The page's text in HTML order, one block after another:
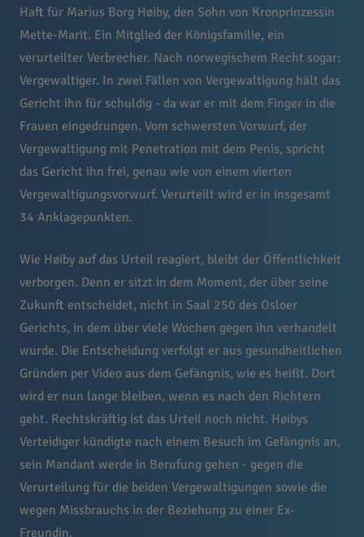
Haft für Marius Borg Høiby, den Sohn von Kronprinzessin
Mette-Marit. Ein Mitglied der Königsfamilie, ein
verurteilter Verbrecher. Nach norwegischem Recht sogar:
Vergewaltiger. In zwei Fällen von Vergewaltigung hält das
Gericht ihn für schuldig - da war er mit dem Finger in die
Frauen eingedrungen. Vom schwersten Vorwurf, der
Vergewaltigung mit Penetration mit dem Penis, spricht
das Gericht ihn frei, genau wie von einem vierten
Vergewaltigungsvorwurf. Verurteilt wird er in insgesamt
34 Anklagepunkten.
Wie Høiby auf das Urteil reagiert, bleibt der Öffentlichkeit
verborgen. Denn er sitzt in dem Moment, der über seine
Zukunft entscheidet, nicht in Saal 250 des Osloer
Gerichts, in dem über viele Wochen gegen ihn verhandelt
wurde. Die Entscheidung verfolgt er aus gesundheitlichen
Gründen per Video aus dem Gefängnis, wie es heißt. Dort
wird er nun lange bleiben, wenn es nach den Richtern
geht. Rechtskräftig ist das Urteil noch nicht. Høibys
Verteidiger kündigte nach einem Besuch im Gefängnis an,
sein Mandant werde in Berufung gehen - gegen die
Verurteilung für die beiden Vergewaltigungen sowie die
wegen Missbrauchs in der Beziehung zu einer Ex-
Freundin.